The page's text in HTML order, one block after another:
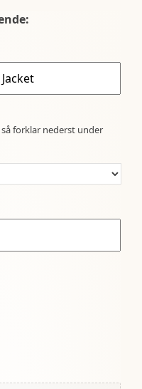
forklar nederst under